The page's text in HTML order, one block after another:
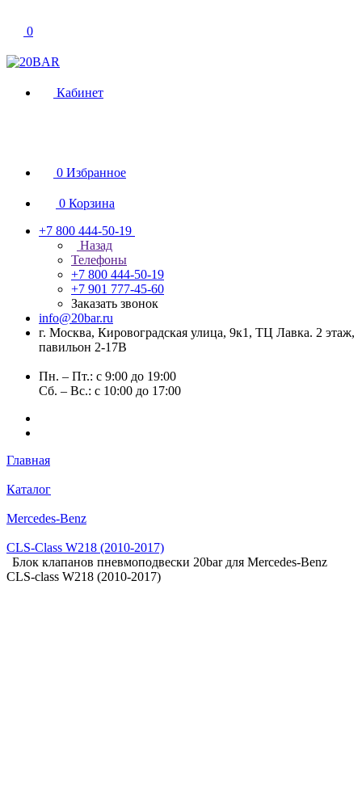
0
Кабинет
0 Избранное
0 Корзина
+7 800 444-50-19
Назад
Телефоны
+7 800 444-50-19
+7 901 777-45-60
Заказать звонок
info@20bar.ru
г. Москва, Кировоградская улица, 9к1, ТЦ Лавка. 2 этаж,
павильон 2-17В
Пн. – Пт.: с 9:00 до 19:00
Сб. – Вс.: с 10:00 до 17:00
Главная
Каталог
Mercedes-Benz
CLS-Class W218 (2010-2017)
Блок клапанов пневмоподвески 20bar для Mercedes-Benz
CLS-class W218 (2010-2017)